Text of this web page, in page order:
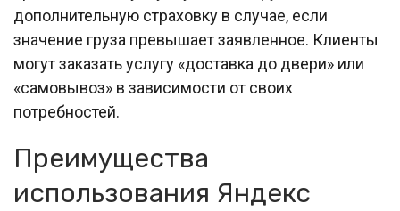
дополнительную страховку в случае, если
значение груза превышает заявленное. Клиенты
могут заказать услугу «доставка до двери» или
«самовывоз» в зависимости от своих
потребностей.
Преимущества
использования Яндекс